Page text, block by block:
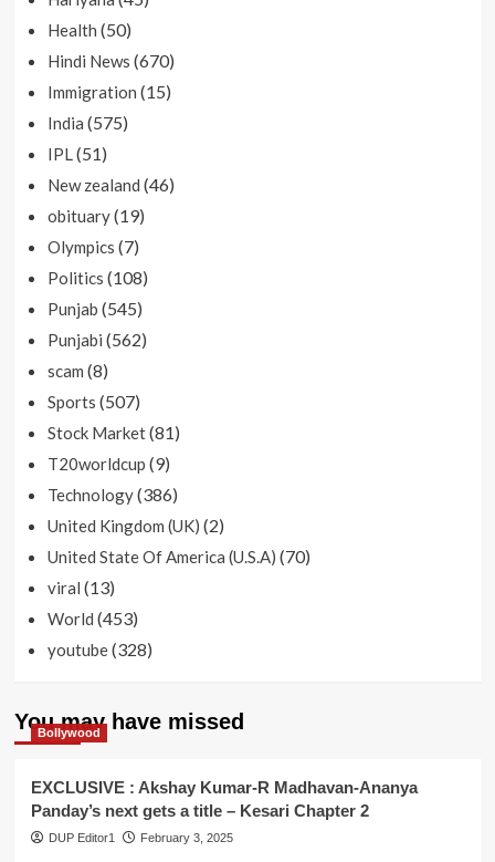
Health (50)
Hindi News (670)
Immigration (15)
India (575)
IPL(51)
New zealand (46)
obituary(19)
Olympics (7)
Politics (108)
Punjab (545)
Punjabi (562)
scam (8)
Sports (507)
Stock Market(81)
T20worldcup (9)
Technology(386)
United Kingdom (UK) (2)
United State Of America (U.S.A) (70)
viral (13)
World (453)
youtube(328)
You may have missed
Bollywood
EXCLUSIVE : Akshay Kumar-R Madhavan-Ananya
Panday’s next gets a title – Kesari Chapter 2
DUP Editor1 February 3, 2025